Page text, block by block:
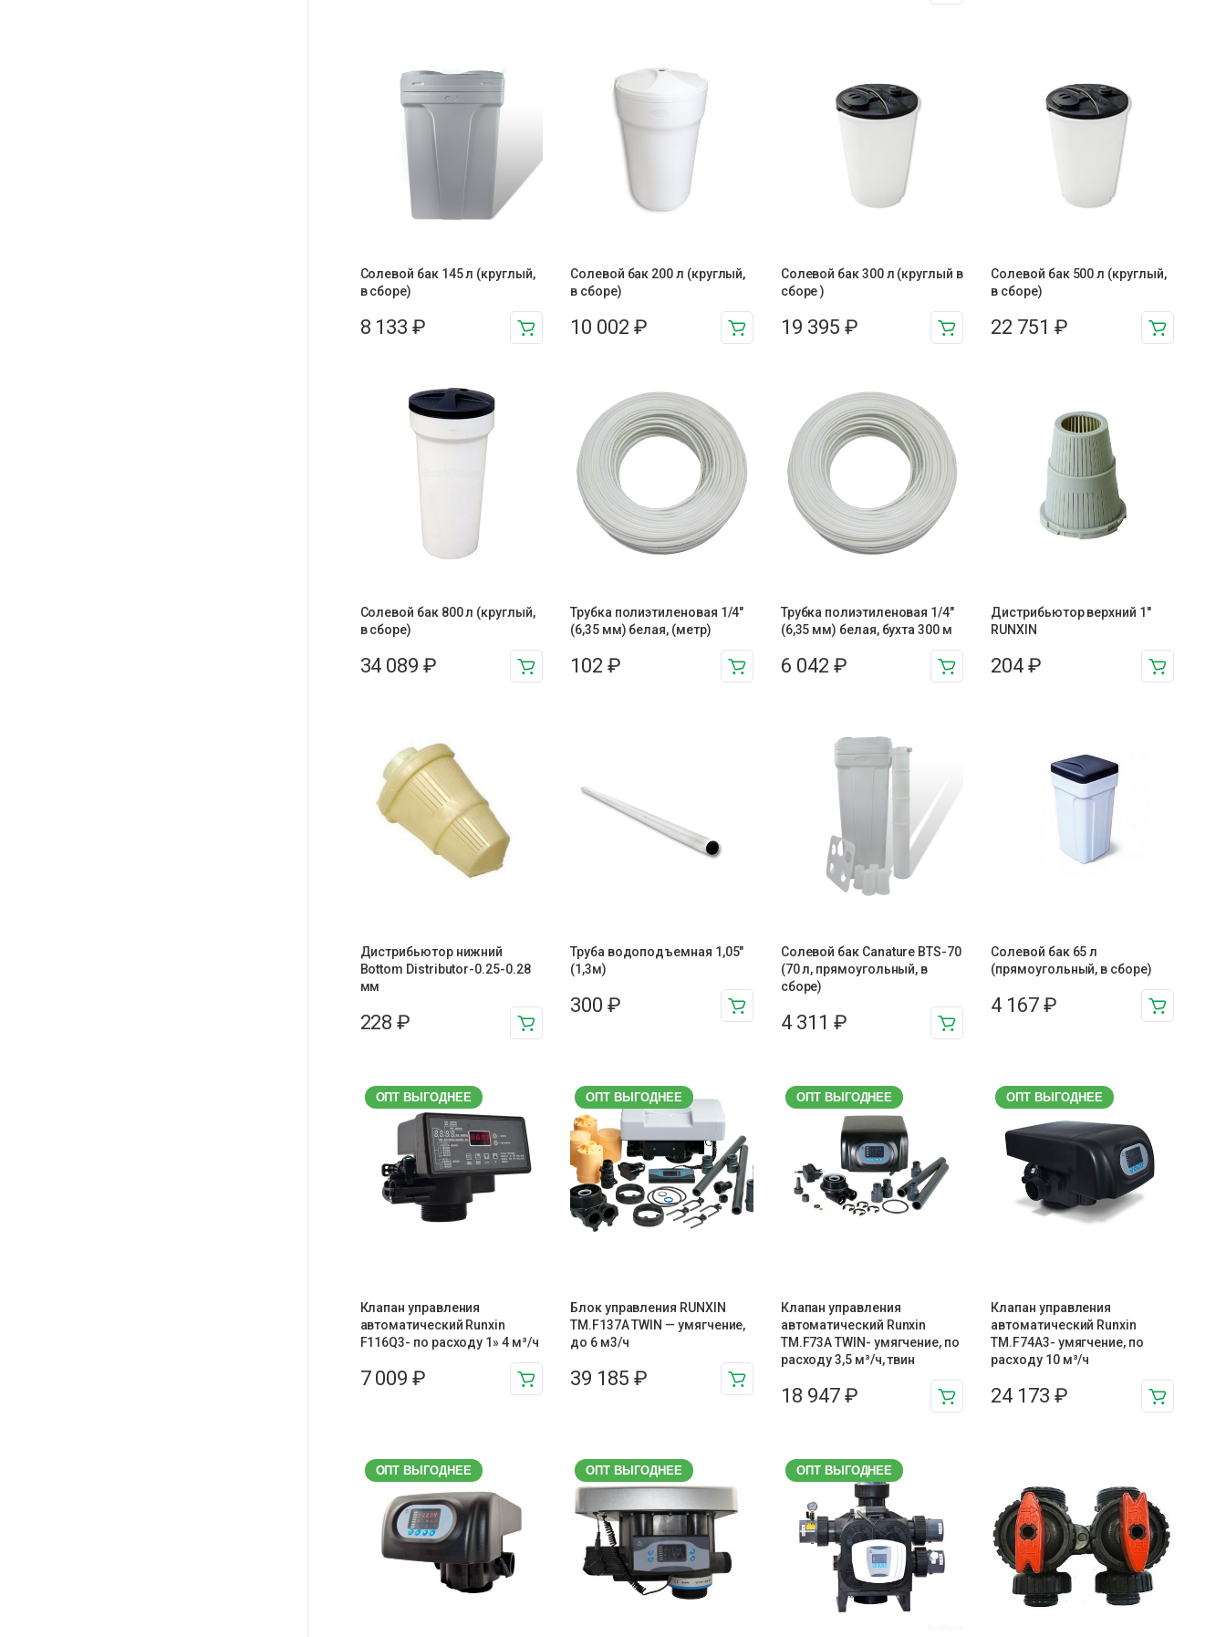
Солевой бак 145 л (круглый,
в сборе)
8 133₽
Солевой бак 200 л (круглый,
в сборе)
10 002 ₽
Солевой бак 300 л (круглый в
сборе )
19 395 ₽
Солевой бак 500 л (круглый,
в сборе)
22 751₽
Солевой бак 800 л (круглый,
в сборе)
34 089₽
Трубка полиэтиленовая 1/4″
(6,35 мм) белая, (метр)
102₽
Трубка полиэтиленовая 1/4″
(6,35 мм) белая, бухта 300 м
6 042 ₽
Дистрибьютор верхний 1″
RUNXIN
204₽
Дистрибьютор нижний
Bottom Distributor-0.25-0.28
мм
228₽
Труба водоподъемная 1,05″
(1,3м)
300₽
Солевой бак Canature BTS-70
(70 л, прямоугольный, в
сборе)
4 311 ₽
Солевой бак 65 л
(прямоугольный, в сборе)
4 167₽
ОПТ ВЫГОДНЕЕ
Клапан управления
автоматический Runxin
F116Q3- по расходу 1» 4 м³/ч
7 009₽
ОПТ ВЫГОДНЕЕ
Блок управления RUNXIN
TM.F137A TWIN — умягчение,
до 6 м3/ч
39 185 ₽
ОПТ ВЫГОДНЕЕ
Клапан управления
автоматический Runxin
TM.F73A TWIN- умягчение, по
расходу 3,5 м³/ч, твин
18 947 ₽
ОПТ ВЫГОДНЕЕ
Клапан управления
автоматический Runxin
TM.F74A3- умягчение, по
расходу 10 м³/ч
24 173₽
ОПТ ВЫГОДНЕЕ ОПТ ВЫГОДНЕЕ ОПТ ВЫГОДНЕЕ